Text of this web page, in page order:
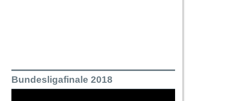
Bundesligafinale 2018